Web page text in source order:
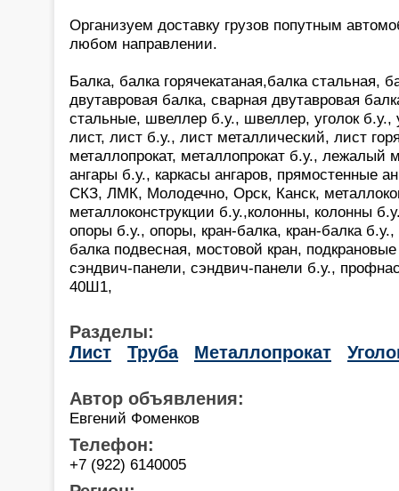
Организуем доставку грузов попутным
любом направлении.
Балка, балка горячекатаная,балка стальная,
двутавровая балка, сварная двутавровая
стальные, швеллер б.у., швеллер, уголок б.у.,
лист, лист б.у., лист металлический, лист
металлопрокат, металлопрокат б.у., лежалый
ангары б.у., каркасы ангаров, прямостенные
СКЗ, ЛМК, Молодечно, Орск, Канск,
металлоконструкции б.у.,колонны, колонны
опоры б.у., опоры, кран-балка, кран-балка б.у.,
балка подвесная, мостовой кран,
сэндвич-панели, сэндвич-панели б.у.,
40Ш1,
Разделы:
Лист
Труба Металлопрокат
Автор объявления:
Евгений Фоменков
Телефон:
+7 (922) 6140005